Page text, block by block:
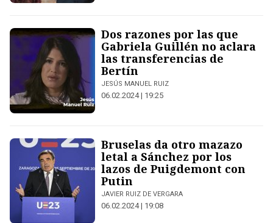
Dos razones por las que
Gabriela Guillén no aclara
las transferencias de
Bertín
JESÚS MANUEL RUIZ
06.02.2024 | 19:25
Bruselas da otro mazazo
letal a Sánchez por los
lazos de Puigdemont con
Putin
JAVIER RUIZ DE VERGARA
06.02.2024 | 19:08